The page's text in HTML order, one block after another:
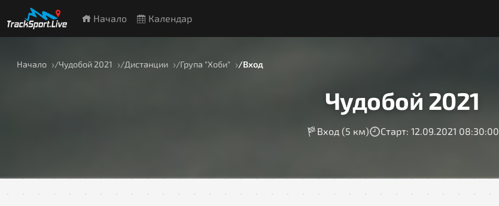
Начало Календар
Начало Чудобой 2021 Дистанции Група "Хоби" Вход
Чудобой 2021
Вход (5 км) Старт: 12.09.2021 08:30:00